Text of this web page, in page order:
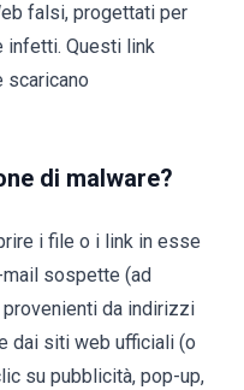
falsi, progettati per
infetti. Questi link
scaricano
di malware?
i file o i link in esse
sospette (ad
da indirizzi
dai siti web ufficiali (o
su pubblicità, pop-up,